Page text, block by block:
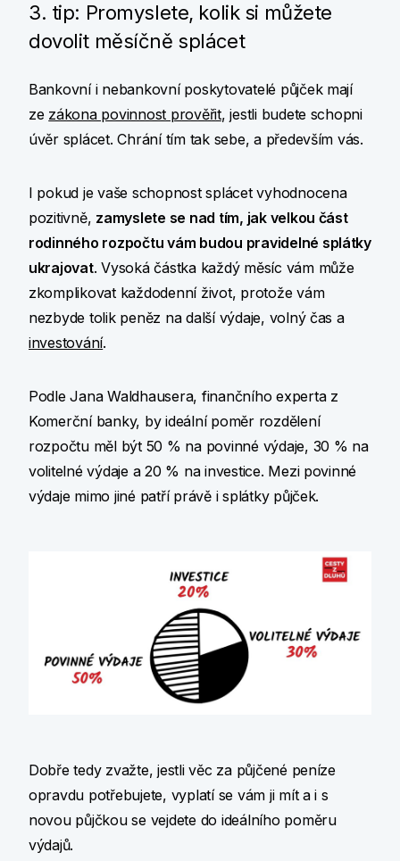
3. tip: Promyslete, kolik si můžete
dovolit měsíčně splácet
Bankovní i nebankovní poskytovatelé půjček mají
ze zákona povinnost prověřit, jestli budete schopni
úvěr splácet. Chrání tím tak sebe, a především vás.
I pokud je vaše schopnost splácet vyhodnocena
pozitivně, zamyslete se nad tím, jak velkou část
rodinného rozpočtu vám budou pravidelné splátky
ukrajovat. Vysoká částka každý měsíc vám může
zkomplikovat každodenní život, protože vám
nezbyde tolik peněz na další výdaje, volný čas a
investování.
Podle Jana Waldhausera, finančního experta z
Komerční banky, by ideální poměr rozdělení
rozpočtu měl být 50 % na povinné výdaje, 30 % na
volitelné výdaje a 20 % na investice. Mezi povinné
výdaje mimo jiné patří právě i splátky půjček.
Dobře tedy zvažte, jestli věc za půjčené peníze
opravdu potřebujete, vyplatí se vám ji mít a i s
novou půjčkou se vejdete do ideálního poměru
výdajů.